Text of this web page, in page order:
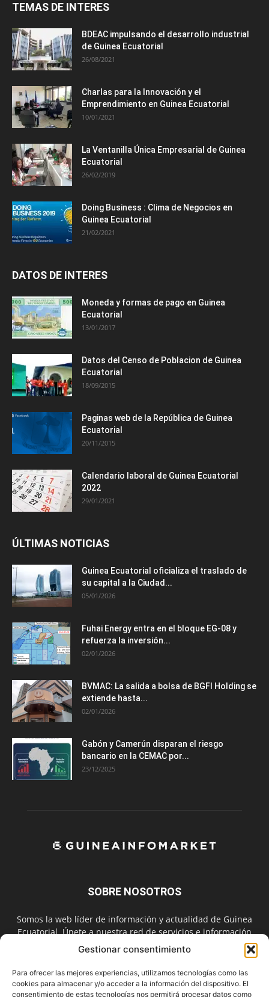
Gestionar consentimiento
Para ofrecer las mejores experiencias, utilizamos tecnologías como las
cookies para almacenar y/o acceder a la información del dispositivo. El
consentimiento de estas tecnologías nos permitirá procesar datos como
TEMAS DE INTERES
BDEAC impulsando el desarrollo industrial
de Guinea Ecuatorial
26/08/2021
Charlas para la Innovación y el
Emprendimiento en Guinea Ecuatorial
10/01/2021
La Ventanilla Única Empresarial de Guinea
Ecuatorial
26/02/2019
Doing Business : Clima de Negocios en
Guinea Ecuatorial
21/02/2021
DATOS DE INTERES
Moneda y formas de pago en Guinea
Ecuatorial
13/01/2017
Datos del Censo de Poblacion de Guinea
Ecuatorial
18/09/2015
Paginas web de la República de Guinea
Ecuatorial
20/11/2015
Calendario laboral de Guinea Ecuatorial
2022
29/01/2021
ÚLTIMAS NOTICIAS
Guinea Ecuatorial oficializa el traslado de
su capital a la Ciudad...
05/01/2026
Fuhai Energy entra en el bloque EG-08 y
refuerza la inversión...
02/01/2026
BVMAC: La salida a bolsa de BGFI Holding se
extiende hasta...
02/01/2026
Gabón y Camerún disparan el riesgo
bancario en la CEMAC por...
23/12/2025
SOBRE NOSOTROS
Somos la web líder de información y actualidad de Guinea
Ecuatorial. Únete a nuestra red de servicios e información
digital también en las redes sociales.
Contáctanos:info@guineainfomarket.com